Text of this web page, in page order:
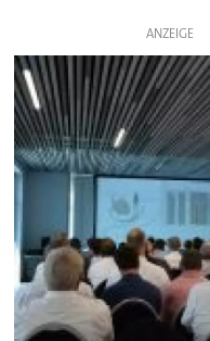
ANZEIGE